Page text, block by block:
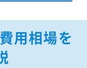
用相場を